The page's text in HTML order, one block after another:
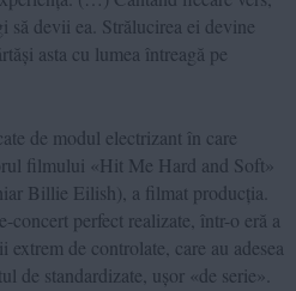
să devii ea. Strălucirea ei devine
asta cu lumea întreagă pe
de modul electrizant în care
filmului «Hit Me Hard and Soft»
Billie Eilish), a filmat producția.
concert perfect realizate, într-o eră a
de controlate, care au adesea
de standardizate, ușor «de serie».